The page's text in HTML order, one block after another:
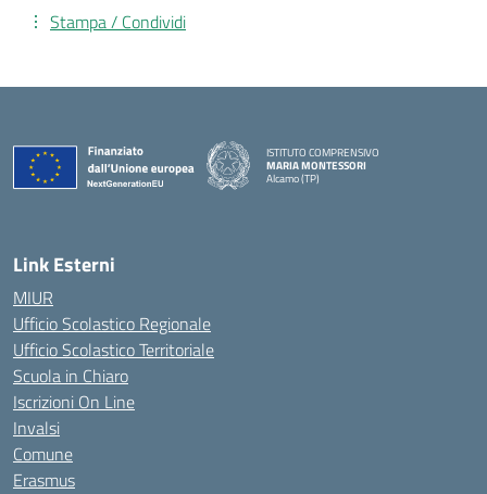
Stampa / Condividi
ISTITUTO COMPRENSIVO
MARIA MONTESSORI
Alcamo (TP)
Link Esterni
MIUR
Ufficio Scolastico Regionale
Ufficio Scolastico Territoriale
Scuola in Chiaro
Iscrizioni On Line
Invalsi
Comune
Erasmus